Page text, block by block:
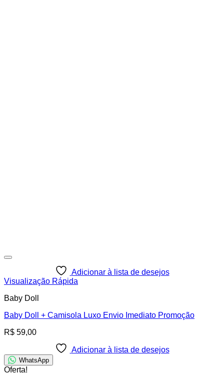
Adicionar à lista de desejos
Visualização Rápida
Baby Doll
Baby Doll + Camisola Luxo Envio Imediato Promoção
R$ 59,00
Adicionar à lista de desejos
WhatsApp
Oferta!